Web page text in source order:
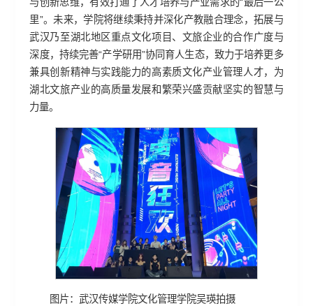
里”。未来，学院将继续秉持并深化产教融合理念，拓展与
武汉乃至湖北地区重点文化项目、文旅企业的合作广度与
深度，持续完善“产学研用”协同育人生态，致力于培养更多
兼具创新精神与实践能力的高素质文化产业管理人才，为
湖北文旅产业的高质量发展和繁荣兴盛贡献坚实的智慧与
力量。
图片：武汉传媒学院文化管理学院吴瑛拍摄